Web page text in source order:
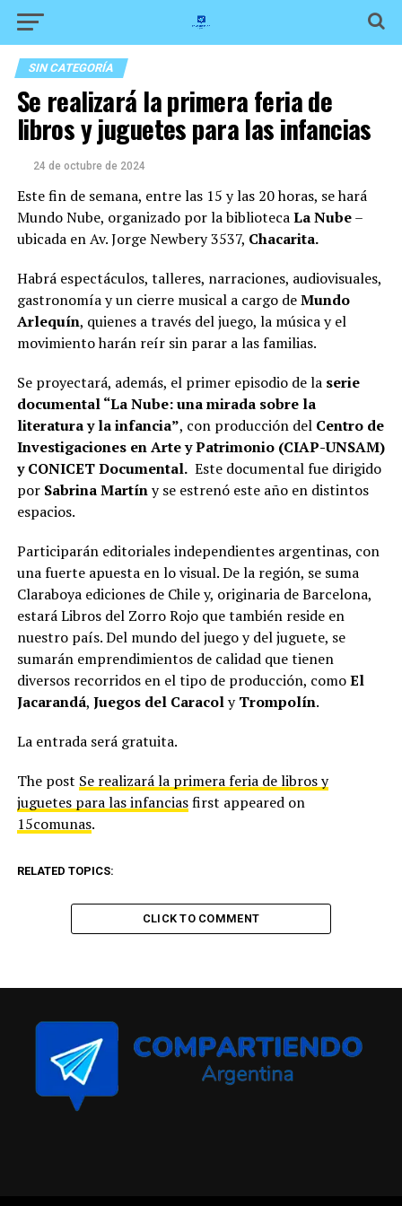
SIN CATEGORÍA
Se realizará la primera feria de
libros y juguetes para las infancias
24 de octubre de 2024
Este fin de semana, entre las 15 y las 20 horas, se hará
Mundo Nube, organizado por la bibliotecaLa Nube–
ubicada en Av. Jorge Newbery 3537, Chacarita.
Habrá espectáculos, talleres, narraciones, audiovisuales,
gastronomía y un cierre musical a cargo deMundo
Arlequín, quienes a través del juego, la música y el
movimiento harán reír sin parar a las familias.
Se proyectará, además, el primer episodio de la serie
documental “La Nube: una mirada sobre la
literatura y la infancia”, con producción del Centro de
Investigaciones en Arte y Patrimonio (CIAP-UNSAM)
y CONICET Documental.Este documental fue dirigido
porSabrina Martíny se estrenó este año en distintos
espacios.
Participarán editoriales independientes argentinas, con
una fuerte apuesta en lo visual. De la región, se suma
Claraboya ediciones de Chile y, originaria de Barcelona,
estará Libros del Zorro Rojo que también reside en
nuestro país. Del mundo del juego y del juguete, se
sumarán emprendimientos de calidad que tienen
diversos recorridos en el tipo de producción, comoEl
Jacarandá, Juegos del CaracolyTrompolín.
La entrada será gratuita.
The post Se realizará la primera feria de libros y
juguetes para las infanciasfirst appeared on
15comunas.
RELATED TOPICS:
CLICK TO COMMENT